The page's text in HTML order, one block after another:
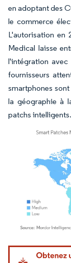
en adoptant des
le commerce
L'autorisation en
Medical laisse
l'intégration avec
fournisseurs
smartphones
la géographie à
patchs intelligents.
Image © Mordor